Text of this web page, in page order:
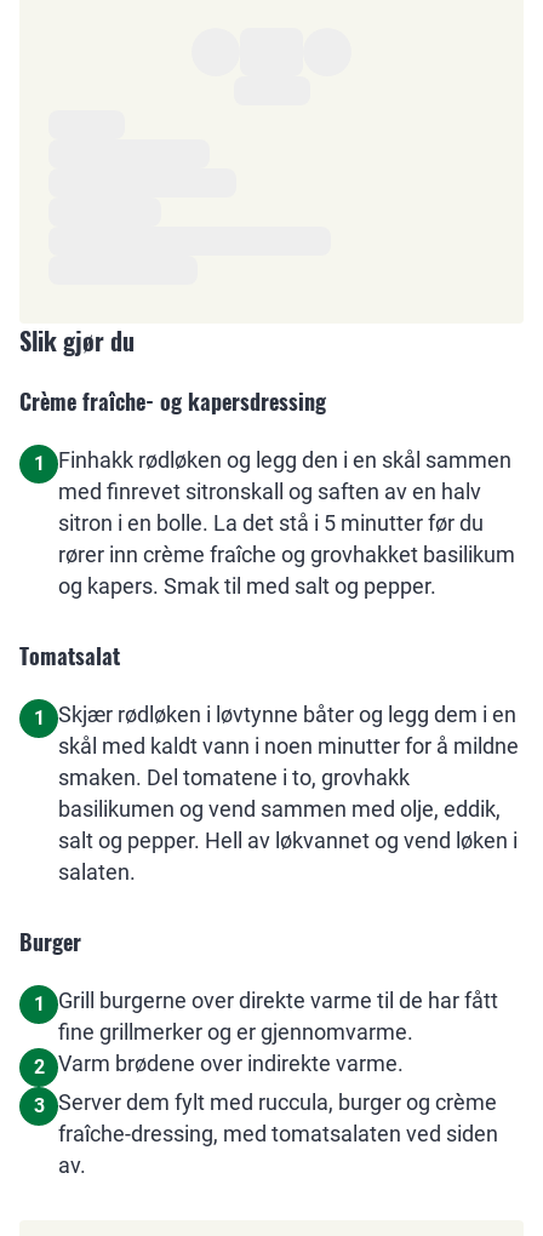
Slik gjør du
Crème fraîche- og kapersdressing
1
Finhakk rødløken og legg den i en skål sammen
med finrevet sitronskall og saften av en halv
sitron i en bolle. La det stå i 5 minutter før du
rører inn crème fraîche og grovhakket basilikum
og kapers. Smak til med salt og pepper.
Tomatsalat
1
Skjær rødløken i løvtynne båter og legg dem i en
skål med kaldt vann i noen minutter for å mildne
smaken. Del tomatene i to, grovhakk
basilikumen og vend sammen med olje, eddik,
salt og pepper. Hell av løkvannet og vend løken i
salaten.
Burger
1
Grill burgerne over direkte varme til de har fått
fine grillmerker og er gjennomvarme.
2 Varm brødene over indirekte varme.
3
Server dem fylt med ruccula, burger og crème
fraîche-dressing, med tomatsalaten ved siden
av.